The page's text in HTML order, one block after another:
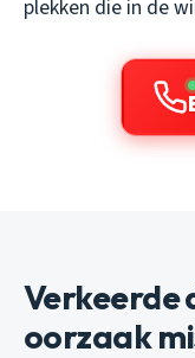
plekken die in de
Verkeerde
oorzaak